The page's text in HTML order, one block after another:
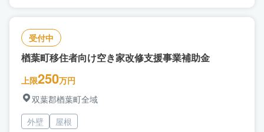
受付中
楢葉町移住者向け空き家改修支援事業補助金
上限250万円
双葉郡楢葉町全域
外壁
屋根